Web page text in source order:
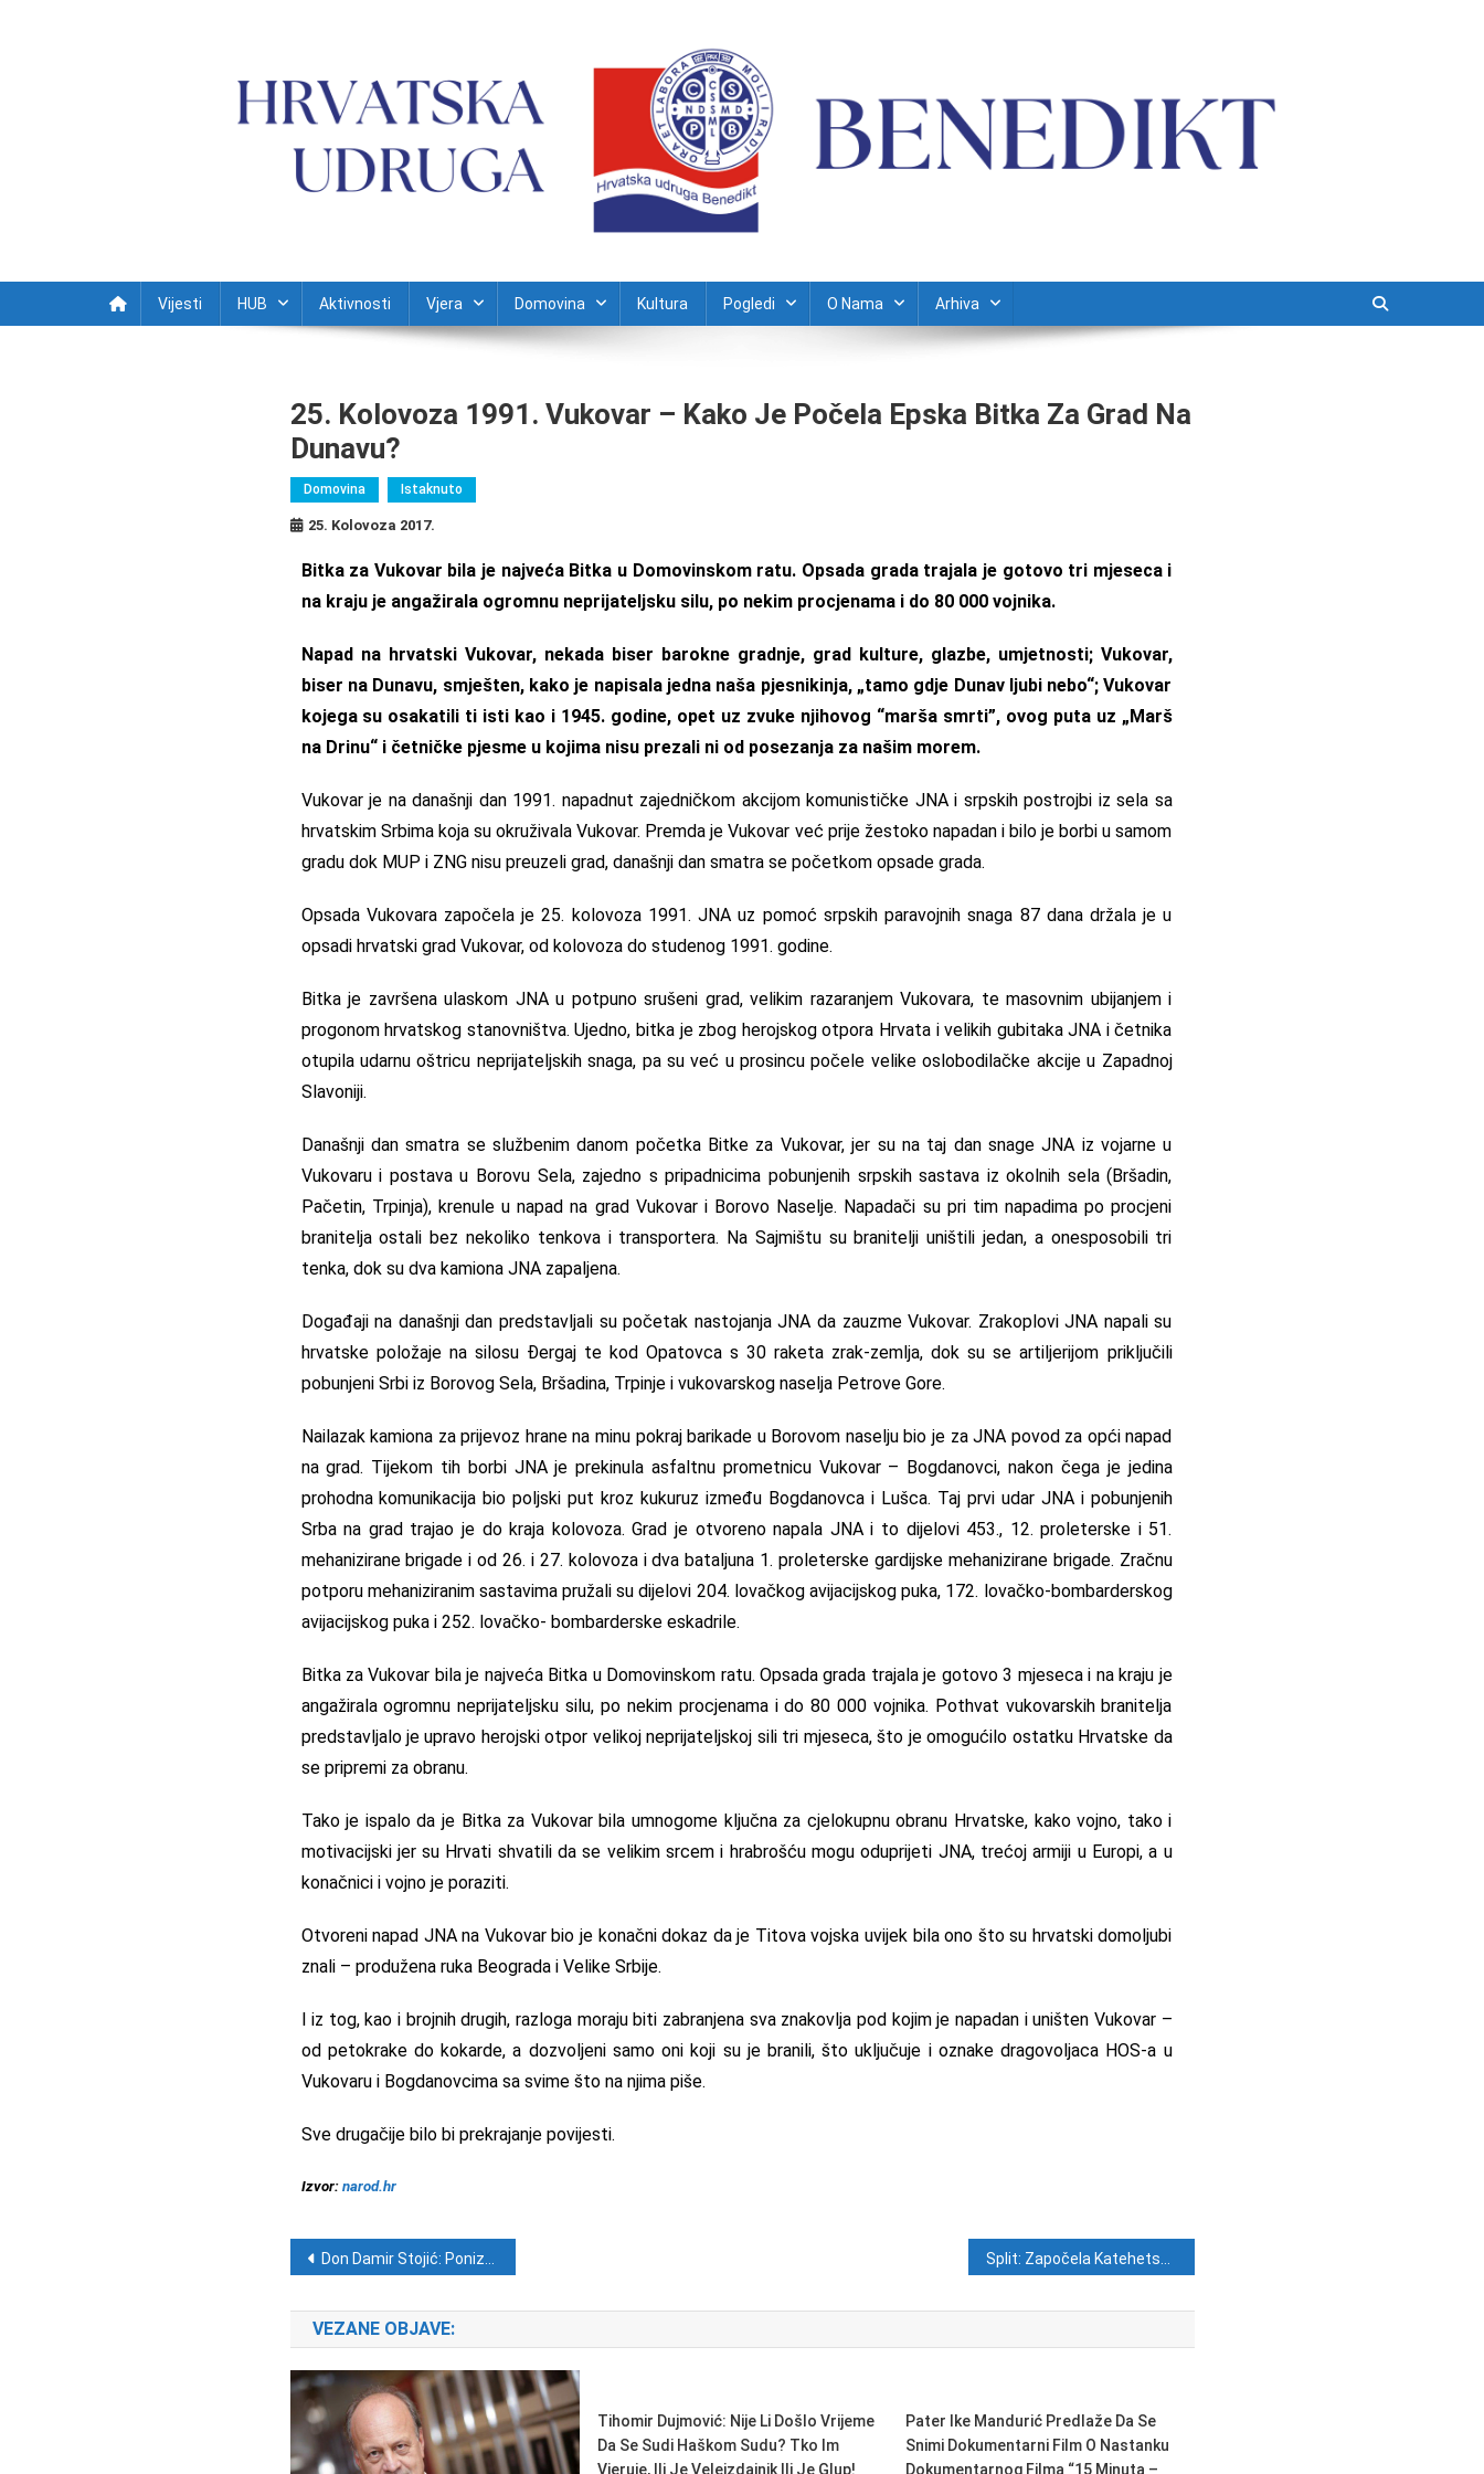
Vijesti HUB Aktivnosti Vjera Domovina Kultura Pogledi O Nama Arhiva
25. Kolovoza 1991. Vukovar – Kako Je Počela Epska Bitka Za Grad Na
Dunavu?
Domovina Istaknuto
25. Kolovoza 2017.
Bitka za Vukovar bila je najveća Bitka u Domovinskom ratu. Opsada grada trajala je gotovo tri mjeseca i
na kraju je angažirala ogromnu neprijateljsku silu, po nekim procjenama i do 80 000 vojnika.
Napad na hrvatski Vukovar, nekada biser barokne gradnje, grad kulture, glazbe, umjetnosti; Vukovar,
biser na Dunavu, smješten, kako je napisala jedna naša pjesnikinja, „tamo gdje Dunav ljubi nebo“; Vukovar
kojega su osakatili ti isti kao i 1945. godine, opet uz zvuke njihovog “marša smrti”, ovog puta uz „Marš
na Drinu“ i četničke pjesme u kojima nisu prezali ni od posezanja za našim morem.
Vukovar je na današnji dan 1991. napadnut zajedničkom akcijom komunističke JNA i srpskih postrojbi iz sela sa
hrvatskim Srbima koja su okruživala Vukovar. Premda je Vukovar već prije žestoko napadan i bilo je borbi u samom
gradu dok MUP i ZNG nisu preuzeli grad, današnji dan smatra se početkom opsade grada.
Opsada Vukovara započela je 25. kolovoza 1991. JNA uz pomoć srpskih paravojnih snaga 87 dana držala je u
opsadi hrvatski grad Vukovar, od kolovoza do studenog 1991. godine.
Bitka je završena ulaskom JNA u potpuno srušeni grad, velikim razaranjem Vukovara, te masovnim ubijanjem i
progonom hrvatskog stanovništva. Ujedno, bitka je zbog herojskog otpora Hrvata i velikih gubitaka JNA i četnika
otupila udarnu oštricu neprijateljskih snaga, pa su već u prosincu počele velike oslobodilačke akcije u Zapadnoj
Slavoniji.
Današnji dan smatra se službenim danom početka Bitke za Vukovar, jer su na taj dan snage JNA iz vojarne u
Vukovaru i postava u Borovu Sela, zajedno s pripadnicima pobunjenih srpskih sastava iz okolnih sela (Bršadin,
Pačetin, Trpinja), krenule u napad na grad Vukovar i Borovo Naselje. Napadači su pri tim napadima po procjeni
branitelja ostali bez nekoliko tenkova i transportera. Na Sajmištu su branitelji uništili jedan, a onesposobili tri
tenka, dok su dva kamiona JNA zapaljena.
Događaji na današnji dan predstavljali su početak nastojanja JNA da zauzme Vukovar. Zrakoplovi JNA napali su
hrvatske položaje na silosu Đergaj te kod Opatovca s 30 raketa zrak-zemlja, dok su se artiljerijom priključili
pobunjeni Srbi iz Borovog Sela, Bršadina, Trpinje i vukovarskog naselja Petrove Gore.
Nailazak kamiona za prijevoz hrane na minu pokraj barikade u Borovom naselju bio je za JNA povod za opći napad
na grad. Tijekom tih borbi JNA je prekinula asfaltnu prometnicu Vukovar – Bogdanovci, nakon čega je jedina
prohodna komunikacija bio poljski put kroz kukuruz između Bogdanovca i Lušca. Taj prvi udar JNA i pobunjenih
Srba na grad trajao je do kraja kolovoza. Grad je otvoreno napala JNA i to dijelovi 453., 12. proleterske i 51.
mehanizirane brigade i od 26. i 27. kolovoza i dva bataljuna 1. proleterske gardijske mehanizirane brigade. Zračnu
potporu mehaniziranim sastavima pružali su dijelovi 204. lovačkog avijacijskog puka, 172. lovačko-bombarderskog
avijacijskog puka i 252. lovačko- bombarderske eskadrile.
Bitka za Vukovar bila je najveća Bitka u Domovinskom ratu. Opsada grada trajala je gotovo 3 mjeseca i na kraju je
angažirala ogromnu neprijateljsku silu, po nekim procjenama i do 80 000 vojnika. Pothvat vukovarskih branitelja
predstavljalo je upravo herojski otpor velikoj neprijateljskoj sili tri mjeseca, što je omogućilo ostatku Hrvatske da
se pripremi za obranu.
Tako je ispalo da je Bitka za Vukovar bila umnogome ključna za cjelokupnu obranu Hrvatske, kako vojno, tako i
motivacijski jer su Hrvati shvatili da se velikim srcem i hrabrošću mogu oduprijeti JNA, trećoj armiji u Europi, a u
konačnici i vojno je poraziti.
Otvoreni napad JNA na Vukovar bio je konačni dokaz da je Titova vojska uvijek bila ono što su hrvatski domoljubi
znali – produžena ruka Beograda i Velike Srbije.
I iz tog, kao i brojnih drugih, razloga moraju biti zabranjena sva znakovlja pod kojim je napadan i uništen Vukovar –
od petokrake do kokarde, a dozvoljeni samo oni koji su je branili, što uključuje i oznake dragovoljaca HOS-a u
Vukovaru i Bogdanovcima sa svime što na njima piše.
Sve drugačije bilo bi prekrajanje povijesti.
Izvor: narod.hr
Navigacija objava
Don Damir Stojić: Ponizan čovjek prihvaća istinu o sebi, Bogu i drugima
VEZANE OBJAVE:
Tihomir Dujmović: Nije Li Došlo Vrijeme
Da Se Sudi Haškom Sudu? Tko Im
Vjeruje, Ili Je Veleizdajnik Ili Je Glup!
Pater Ike Mandurić Predlaže Da Se
Snimi Dokumentarni Film O Nastanku
Dokumentarnog Filma “15 Minuta –